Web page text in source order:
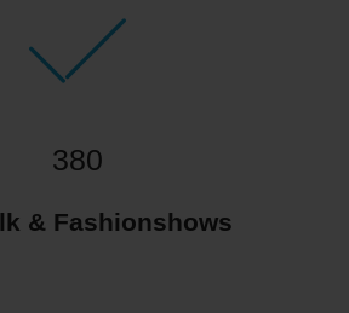
380
& Fashionshows